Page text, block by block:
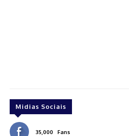
Midias Sociais
35,000 Fans